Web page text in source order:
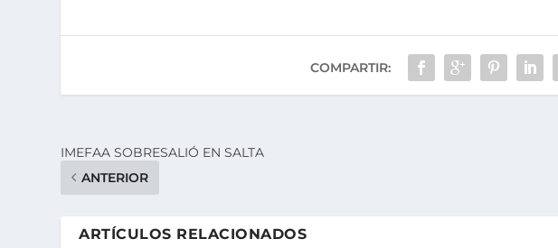
COMPARTIR:
IMEFAA SOBRESALIÓ EN SALTA
ANTERIOR
ARTÍCULOS RELACIONADOS